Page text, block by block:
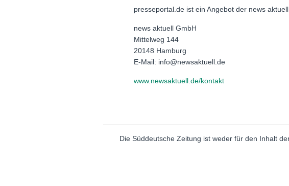
presseportal.de ist ein Angebot der news
news aktuell GmbH
Mittelweg 144
20148 Hamburg
E-Mail: info@newsaktuell.de
www.newsaktuell.de/kontakt
Die Süddeutsche Zeitung ist weder für den Inhalt